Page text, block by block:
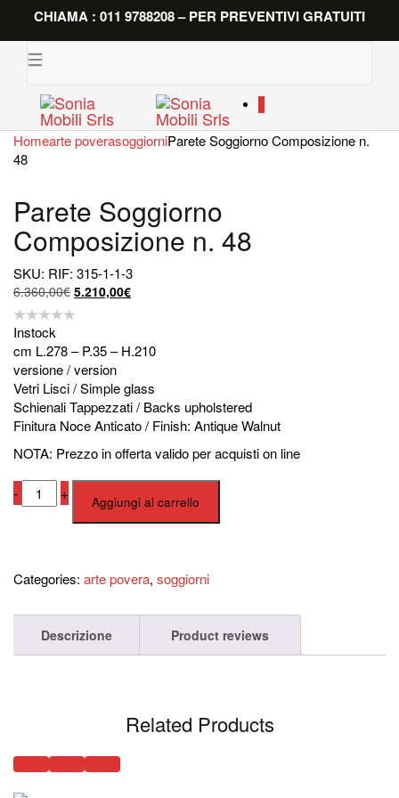
CHIAMA : 011 9788208 – PER PREVENTIVI GRATUITI
Toggle
Homearte poverasoggiorniParete Soggiorno Composizione n.
48
Parete Soggiorno
Composizione n. 48
SKU: RIF: 315-1-1-3
6.360,00€ Il
prezzo
era:
6.360,00€.
5.210,00€Il
è:
5.210,00€.
Instock
cm L.278 – P.35 – H.210
versione / version
Vetri Lisci / Simple glass
Schienali Tappezzati / Backs upholstered
Finitura Noce Anticato / Finish: Antique Walnut
NOTA: Prezzo in offerta valido per acquisti on line
-
Parete
Soggiorno
Composizione
quantità
+ Aggiungi al carrello
Categories: arte povera, soggiorni
Descrizione Product reviews
Related Products